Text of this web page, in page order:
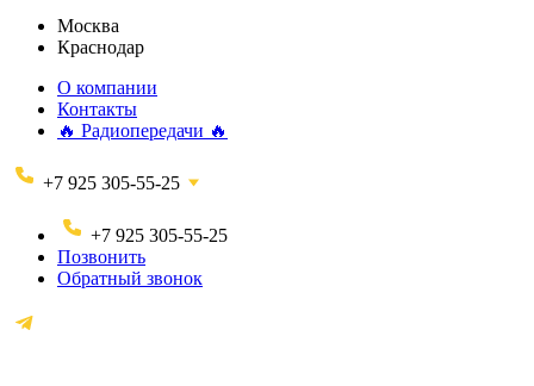
Москва
Краснодар
О компании
Контакты
🔥 Радиопередачи 🔥
+7 925 305-55-25
+7 925 305-55-25
Позвонить
Обратный звонок